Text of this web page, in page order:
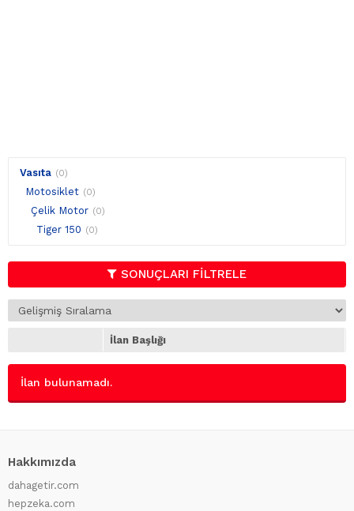
Vasıta (0)
Motosiklet (0)
Çelik Motor (0)
Tiger 150 (0)
SONUÇLARI FİLTRELE
İlan Başlığı
İlan bulunamadı.
Hakkımızda
dahagetir.com
hepzeka.com